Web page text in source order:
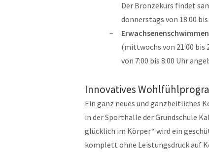
Der Bronzekurs findet
donnerstags von 18:00 bis
(mittwochs von 21:00 bis
von 7:00 bis 8:00 Uhr
Innovatives
Ein ganz neues und ganzheitliches
in der Sporthalle der Grundschule
glücklich im Körper“ wird ein
komplett ohne Leistungsdruck auf